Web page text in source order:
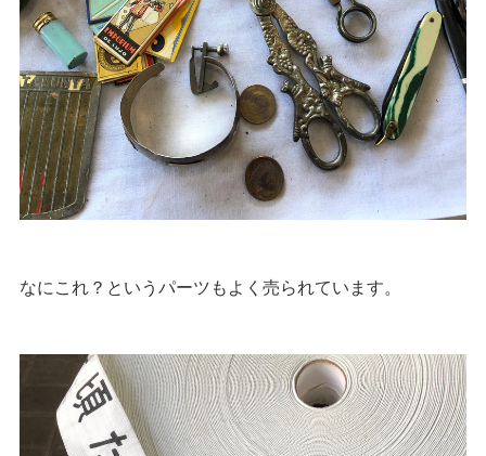
なにこれ？というパーツもよく売られています。